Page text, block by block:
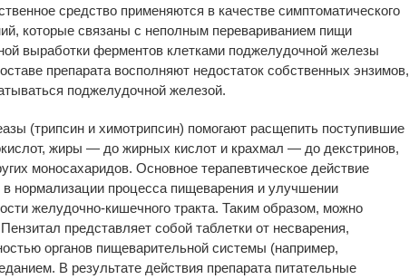
средство применяются в качестве симптоматического
которые связаны с неполным перевариванием пищи
выработки ферментов клетками поджелудочной железы
препарата восполняют недостаток собственных энзимов,
поджелудочной железой.
(трипсин и химотрипсин) помогают расщепить поступившие
жиры — до жирных кислот и крахмал — до декстринов,
моносахаридов. Основное терапевтическое действие
нормализации процесса пищеварения и улучшении
желудочно-кишечного тракта. Таким образом, можно
представляет собой таблетки от несварения,
органов пищеварительной системы (например,
В результате действия препарата питательные